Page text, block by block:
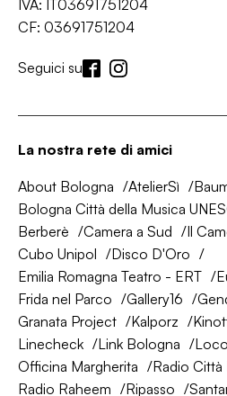
IVA: IT03691751204
CF: 03691751204
Seguici su
La nostra rete di amici
About Bologna AtelierSì
Bologna Città della Musica
Berberè
Camera a Sud Il
Cubo Unipol
Disco D'Oro
Emilia Romagna Teatro - ERT
Frida nel Parco
Gallery16
Granata Project
Kalporz
Linecheck
Link Bologna
Officina Margherita
Radio Città
Radio Raheem
Ripasso